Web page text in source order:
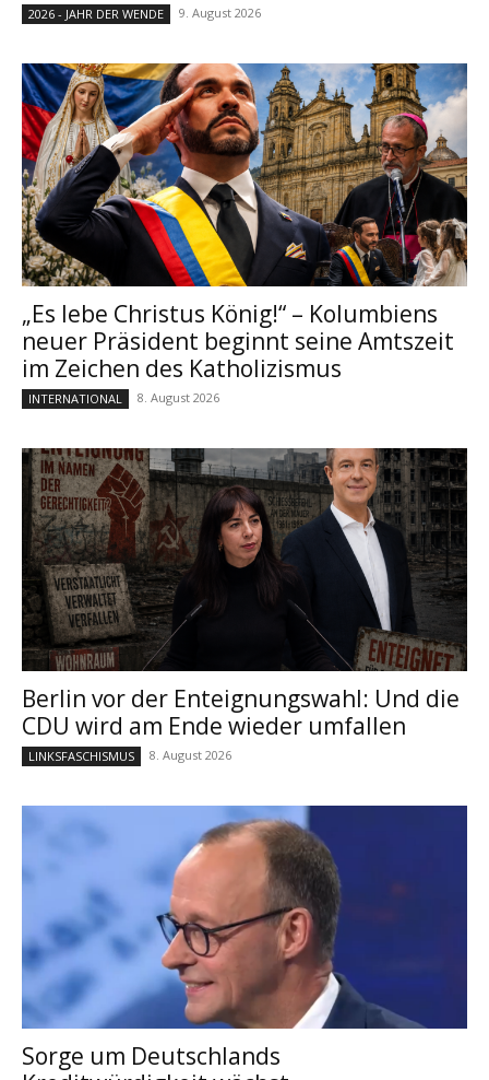
2026 - JAHR DER WENDE 9. August 2026
„Es lebe Christus König!“ – Kolumbiens
neuer Präsident beginnt seine Amtszeit
im Zeichen des Katholizismus
INTERNATIONAL 8. August 2026
Berlin vor der Enteignungswahl: Und die
CDU wird am Ende wieder umfallen
LINKSFASCHISMUS 8. August 2026
Sorge um Deutschlands